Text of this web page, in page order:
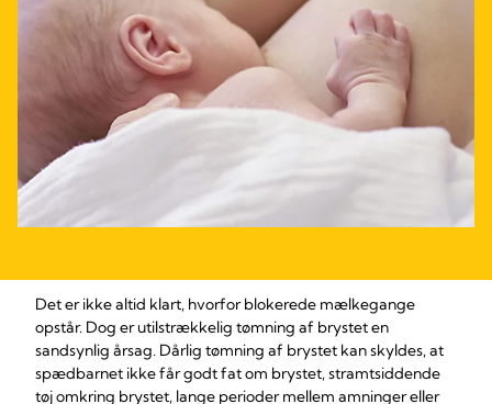
Det er ikke altid klart, hvorfor blokerede mælkegange
opstår. Dog er utilstrækkelig tømning af brystet en
sandsynlig årsag. Dårlig tømning af brystet kan skyldes, at
spædbarnet ikke får godt fat om brystet, stramtsiddende
tøj omkring brystet, lange perioder mellem amninger eller